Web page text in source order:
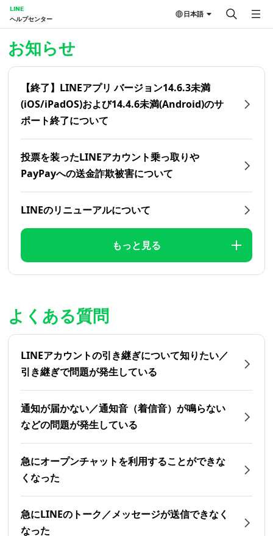
LINE
ヘルプセンター
日本語
お知らせ
【終了】LINEアプリ バージョン14.6.3未満
(iOS/iPadOS)および14.4.6未満(Android)のサ
ポート終了について
投票を装ったLINEアカウント乗っ取りや
PayPayへの送金詐欺被害について
LINEのリニューアルについて
もっと見る
よくある質問
LINEアカウントの引き継ぎについて知りたい／
引き継ぎで問題が発生している
通知が届かない／通知音（着信音）が鳴らない
などの問題が発生している
急にオープンチャットを利用することができな
くなった
急にLINEのトーク／メッセージが送信できなく
なった